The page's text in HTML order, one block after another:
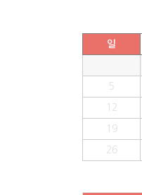
일
5
12
19
26